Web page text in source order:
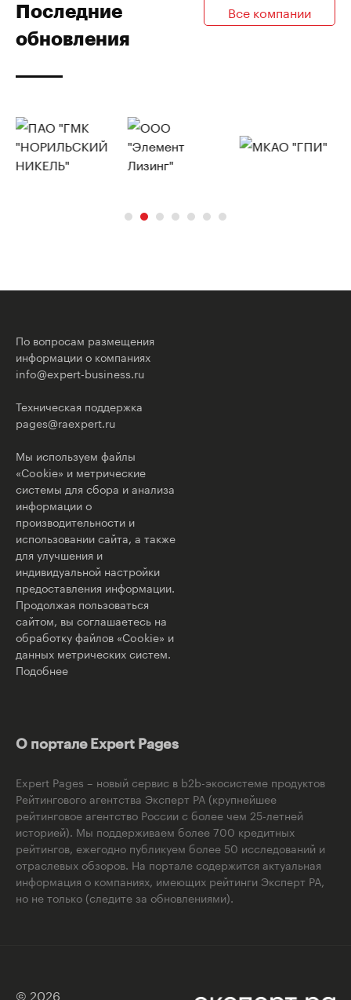
Последние
обновления
Все компании
По вопросам размещения
информации о компаниях
info@expert-business.ru
Техническая поддержка
pages@raexpert.ru
Мы используем файлы
«Cookie» и метрические
системы для сбора и анализа
информации о
производительности и
использовании сайта, а также
для улучшения и
индивидуальной настройки
предоставления информации.
Продолжая пользоваться
сайтом, вы соглашаетесь на
обработку файлов «Cookie» и
данных метрических систем.
Подобнее
О портале Expert Pages
Expert Pages – новый сервис в b2b-экосистеме продуктов
Рейтингового агентства Эксперт РА (крупнейшее
рейтинговое агентство России с более чем 25-летней
историей). Мы поддерживаем более 700 кредитных
рейтингов, ежегодно публикуем более 50 исследований и
отраслевых обзоров. На портале содержится актуальная
информация о компаниях, имеющих рейтинги Эксперт РА,
но не только (следите за обновлениями).
© 2026